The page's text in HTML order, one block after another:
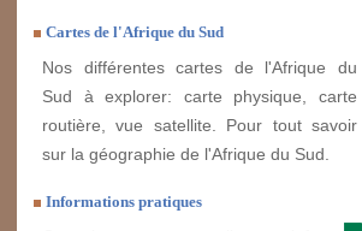
Cartes de l'Afrique du Sud
Nos différentes cartes de l'Afrique du
Sud à explorer: carte physique, carte
routière, vue satellite. Pour tout savoir
sur la géographie de l'Afrique du Sud.
Informations pratiques